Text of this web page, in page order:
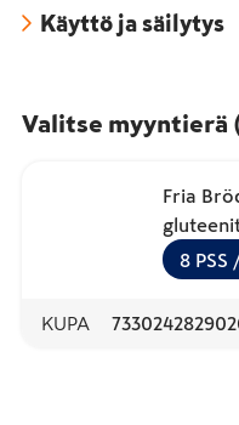
Käyttö ja säilytys
Valitse myyntierä
Fria
8 PSS
KUPA